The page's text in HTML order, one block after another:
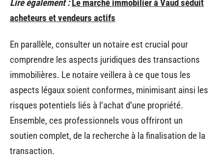
Lire également : Le marché immobilier à Vaud séduit
acheteurs et vendeurs actifs
En parallèle, consulter un notaire est crucial pour
comprendre les aspects juridiques des transactions
immobilières. Le notaire veillera à ce que tous les
aspects légaux soient conformes, minimisant ainsi les
risques potentiels liés à l’achat d’une propriété.
Ensemble, ces professionnels vous offriront un
soutien complet, de la recherche à la finalisation de la
transaction.